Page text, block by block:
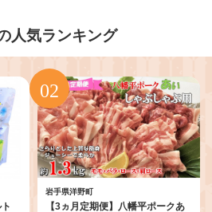
人気ランキング
岩手県洋野町
【3ヵ月定期便】八幡平ポークあ